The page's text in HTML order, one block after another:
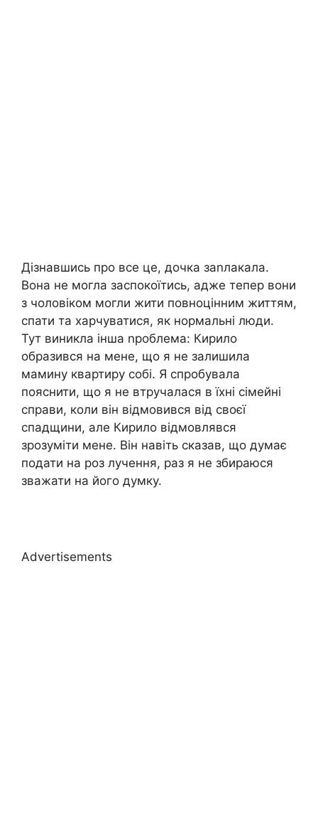
Дізнавшись про все це, дочка заnлакала.
Вона не могла заспокоїтись, адже тепер вони
з чоловіком могли жити повноцінним життям,
спати та харчуватися, як нормальні люди.
Тут виникла інша nроблема: Кирило
образився на мене, що я не залишила
мамину квартиру собі. Я спробувала
пояснити, що я не втручалася в їхні сімейні
справи, коли він відмовився від своєї
спадщини, але Кирило відмовлявся
зрозуміти мене. Він навіть сказав, що думає
подати на роз лучення, раз я не збираюся
зважати на його думку.
Advertisements